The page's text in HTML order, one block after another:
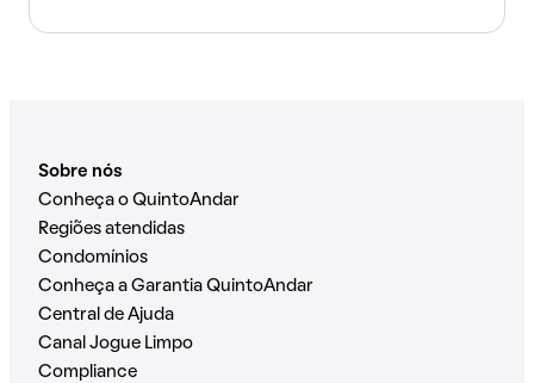
Sobre nós
Conheça o QuintoAndar
Regiões atendidas
Condomínios
Conheça a Garantia QuintoAndar
Central de Ajuda
Canal Jogue Limpo
Compliance